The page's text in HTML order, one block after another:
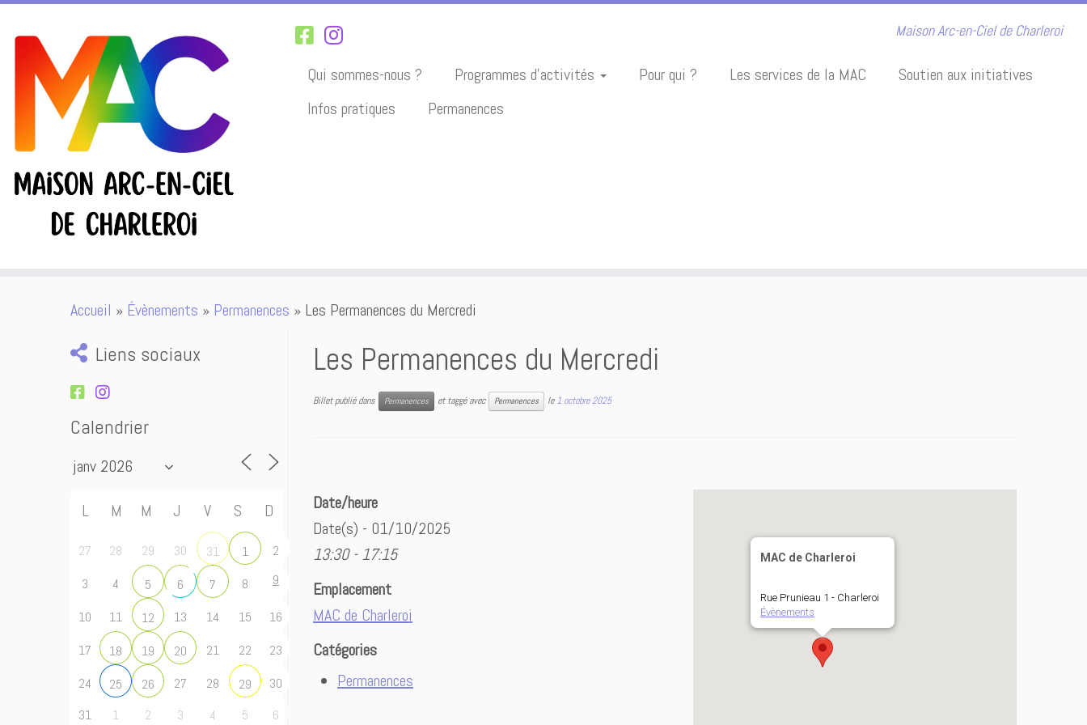
Maison Arc-en-Ciel de Charleroi
Qui sommes-nous ? Programmes d’activités Pour qui ? Les services de la MAC
Soutien aux initiatives
Infos pratiques
Permanences
Accueil » Évènements » Permanences » Les Permanences du Mercredi
Liens sociaux
Calendrier
L M M J V S D
27 28 29 30 31 1
2
3
4 5 6 7 8 9
10 11 12 13 14 15
16
17
18 19 20 21 22
23
24
25 26 27 28 29
30
31
1 2 3 4 5 6
Les Permanences du Mercredi
Billet publié dans Permanences et taggé avec Permanences le1 octobre 2025
MAC de Charleroi
Rue Prunieau 1 - Charleroi
Évènements
Date/heure
Date(s) - 01/10/2025
13:30 - 17:15
Emplacement
MAC de Charleroi
Catégories
Permanences